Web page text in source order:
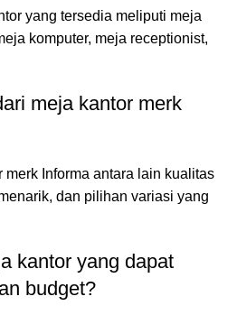
yang tersedia meliputi meja
komputer, meja receptionist,
meja kantor merk
merk Informa antara lain kualitas
dan pilihan variasi yang
kantor yang dapat
budget?